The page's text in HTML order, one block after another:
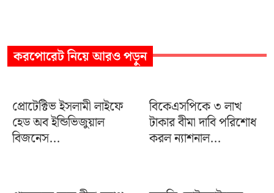
করপোরেটনিয়ে আরও পড়ুন
প্রোটেক্টিভ ইসলামী লাইফে
হেড অব ইন্ডিভিজুয়াল
বিজনেস...
বিকেএসপিকে ৩ লাখ
টাকার বীমা দাবি পরিশোধ
করল ন্যাশনাল...